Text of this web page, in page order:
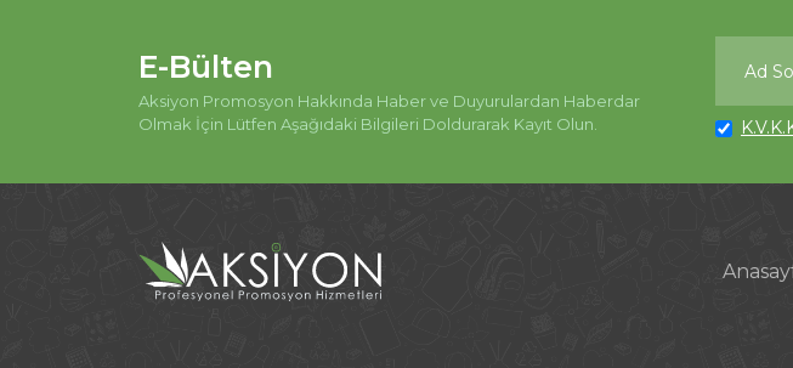
E-Bülten
Aksiyon Promosyon Hakkında Haber ve Duyurulardan Haberdar
Olmak İçin Lütfen Aşağıdaki Bilgileri Doldurarak Kayıt Olun.